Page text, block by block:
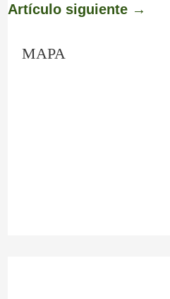
Artículo siguiente →
MAPA